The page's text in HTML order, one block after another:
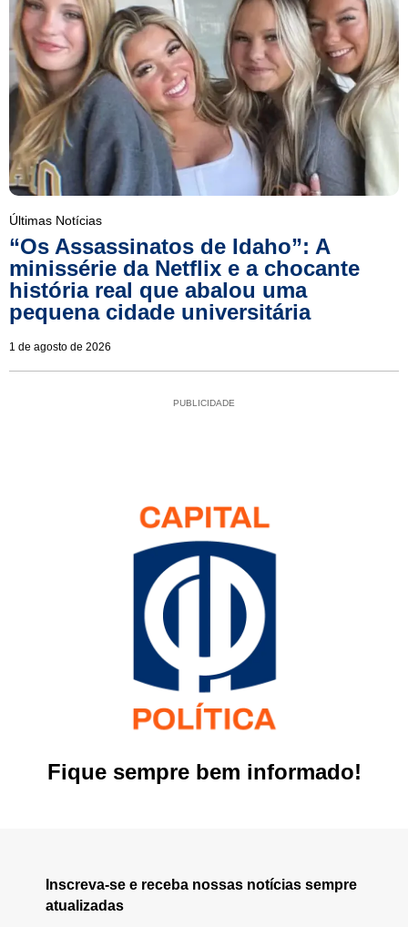
Últimas Notícias
“Os Assassinatos de Idaho”: A
minissérie da Netflix e a chocante
história real que abalou uma
pequena cidade universitária
1 de agosto de 2026
PUBLICIDADE
Fique sempre bem informado!
Inscreva-se e receba nossas notícias sempre
atualizadas